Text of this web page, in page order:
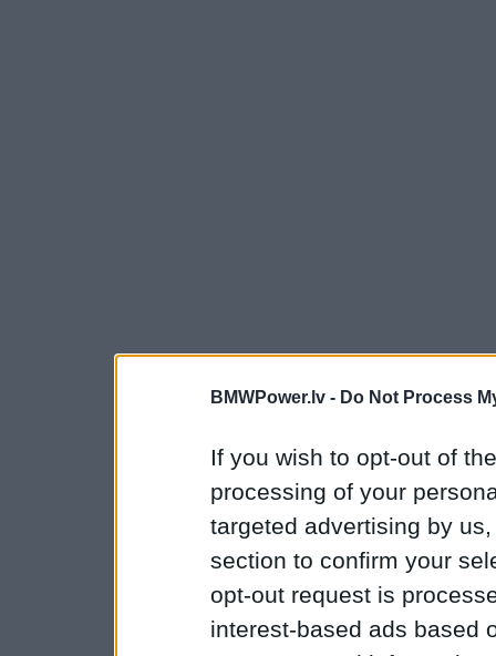
BMWPower.lv - Do Not Process
If you wish to opt-out of
processing of your
targeted advertising by
section to confirm your
opt-out request is
interest-based ads based